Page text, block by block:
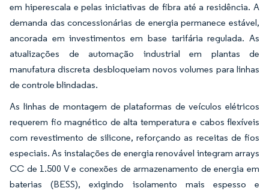
em hiperescala e pelas iniciativas de fibra até a residência. A
demanda das concessionárias de energia permanece estável,
ancorada em investimentos em base tarifária regulada. As
atualizações de automação industrial em plantas de
manufatura discreta desbloqueiam novos volumes para linhas
de controle blindadas.
As linhas de montagem de plataformas de veículos elétricos
requerem fio magnético de alta temperatura e cabos flexíveis
com revestimento de silicone, reforçando as receitas de fios
especiais. As instalações de energia renovável integram arrays
CC de 1.500 V e conexões de armazenamento de energia em
baterias (BESS), exigindo isolamento mais espesso e